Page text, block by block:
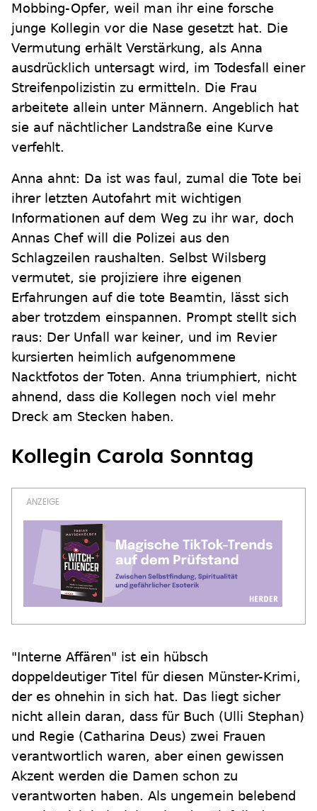
Mobbing-Opfer, weil man ihr eine forsche
junge Kollegin vor die Nase gesetzt hat. Die
Vermutung erhält Verstärkung, als Anna
ausdrücklich untersagt wird, im Todesfall einer
Streifenpolizistin zu ermitteln. Die Frau
arbeitete allein unter Männern. Angeblich hat
sie auf nächtlicher Landstraße eine Kurve
verfehlt.
Anna ahnt: Da ist was faul, zumal die Tote bei
ihrer letzten Autofahrt mit wichtigen
Informationen auf dem Weg zu ihr war, doch
Annas Chef will die Polizei aus den
Schlagzeilen raushalten. Selbst Wilsberg
vermutet, sie projiziere ihre eigenen
Erfahrungen auf die tote Beamtin, lässt sich
aber trotzdem einspannen. Prompt stellt sich
raus: Der Unfall war keiner, und im Revier
kursierten heimlich aufgenommene
Nacktfotos der Toten. Anna triumphiert, nicht
ahnend, dass die Kollegen noch viel mehr
Dreck am Stecken haben.
Kollegin Carola Sonntag
"Interne Affären" ist ein hübsch
doppeldeutiger Titel für diesen Münster-Krimi,
der es ohnehin in sich hat. Das liegt sicher
nicht allein daran, dass für Buch (Ulli Stephan)
und Regie (Catharina Deus) zwei Frauen
verantwortlich waren, aber einen gewissen
Akzent werden die Damen schon zu
verantworten haben. Als ungemein belebend